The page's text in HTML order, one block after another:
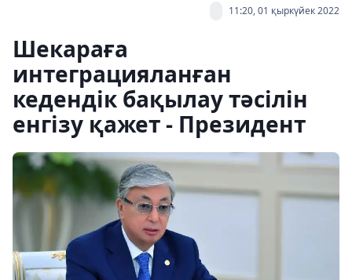
11:20, 01 қыркүйек 2022
Шекараға
интеграцияланған
кедендік бақылау тәсілін
енгізу қажет - Президент